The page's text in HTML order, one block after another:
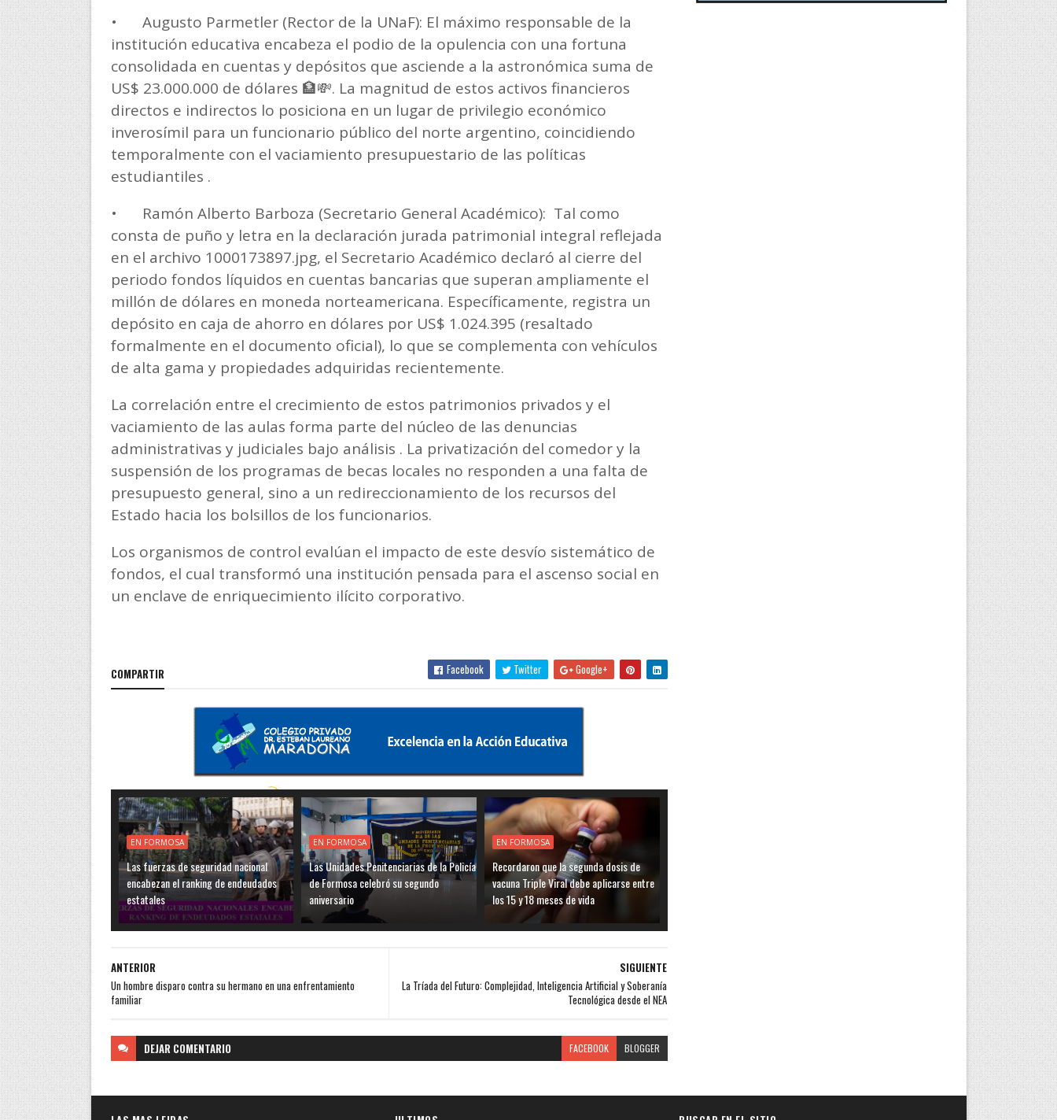
•
Augusto Parmetler (Rector de la UNaF): El máximo responsable de la
institución educativa encabeza el podio de la opulencia con una fortuna
consolidada en cuentas y depósitos que asciende a la astronómica suma de
US$ 23.000.000 de dólares 🏦💸. La magnitud de estos activos financieros
directos e indirectos lo posiciona en un lugar de privilegio económico
inverosímil para un funcionario público del norte argentino, coincidiendo
temporalmente con el vaciamiento presupuestario de las políticas
estudiantiles .
•
Ramón Alberto Barboza (Secretario General Académico): Tal como
consta de puño y letra en la declaración jurada patrimonial integral reflejada
en el archivo 1000173897.jpg, el Secretario Académico declaró al cierre del
periodo fondos líquidos en cuentas bancarias que superan ampliamente el
millón de dólares en moneda norteamericana. Específicamente, registra un
depósito en caja de ahorro en dólares por US$ 1.024.395 (resaltado
formalmente en el documento oficial), lo que se complementa con vehículos
de alta gama y propiedades adquiridas recientemente.
La correlación entre el crecimiento de estos patrimonios privados y el
vaciamiento de las aulas forma parte del núcleo de las denuncias
administrativas y judiciales bajo análisis . La privatización del comedor y la
suspensión de los programas de becas locales no responden a una falta de
presupuesto general, sino a un redireccionamiento de los recursos del
Estado hacia los bolsillos de los funcionarios.
Los organismos de control evalúan el impacto de este desvío sistemático de
fondos, el cual transformó una institución pensada para el ascenso social en
un enclave de enriquecimiento ilícito corporativo.
COMPARTIR Facebook Twitter Google+
EN FORMOSA
Las fuerzas de seguridad nacional
encabezan el ranking de endeudados
estatales
EN FORMOSA
Las Unidades Penitenciarias de la Policía
de Formosa celebró su segundo
aniversario
EN FORMOSA
Recordaron que la segunda dosis de
vacuna Triple Viral debe aplicarse entre
los 15 y 18 meses de vida
SIGUIENTE
La Tríada del Futuro: Complejidad, Inteligencia Artificial y Soberanía
Tecnológica desde el NEA
ANTERIOR
Un hombre disparo contra su hermano en una enfrentamiento
familiar
DEJAR COMENTARIO FACEBOOK BLOGGER